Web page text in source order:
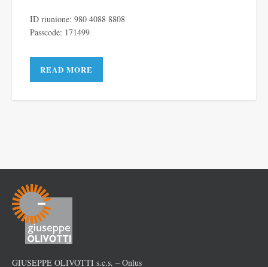
ID riunione: 980 4088 8808
Passcode: 171499
READ MORE
GIUSEPPE OLIVOTTI s.c.s. – Onlus